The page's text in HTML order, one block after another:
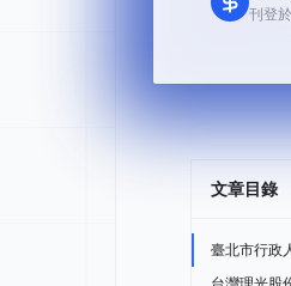
刊登
文章目錄
臺北市行政